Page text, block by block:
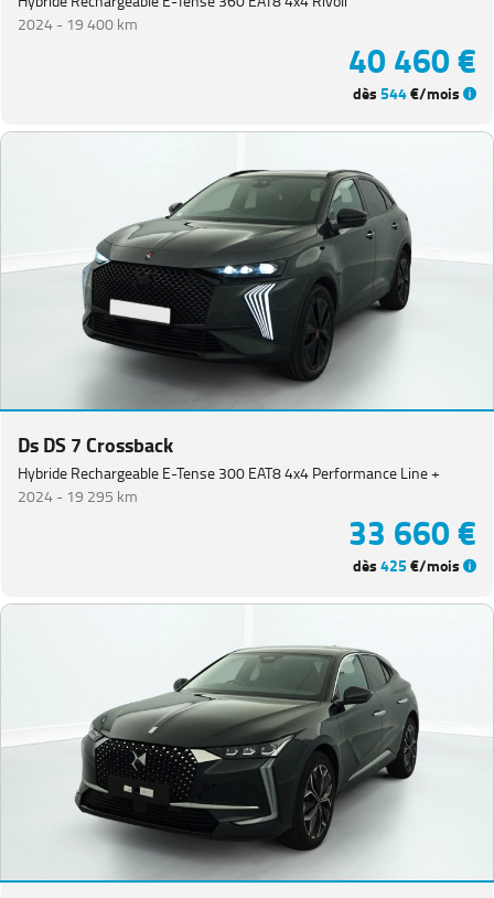
2024 - 19 400 km
40 460 €
dès544€/mois
Ds DS 7 Crossback
Hybride Rechargeable E-Tense 300 EAT8 4x4 Performance Line +
2024 - 19 295 km
33 660 €
dès425€/mois